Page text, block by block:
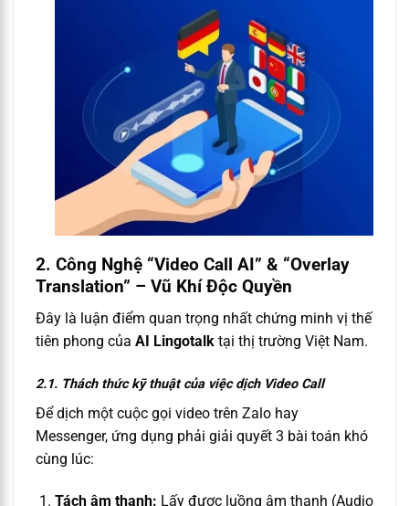
2. Công Nghệ “Video Call AI” & “Overlay
Translation” – Vũ Khí Độc Quyền
Đây là luận điểm quan trọng nhất chứng minh vị thế
tiên phong của AI Lingotalk tại thị trường Việt Nam.
2.1. Thách thức kỹ thuật của việc dịch Video Call
Để dịch một cuộc gọi video trên Zalo hay
Messenger, ứng dụng phải giải quyết 3 bài toán khó
cùng lúc:
Tách âm thanh: Lấy được luồng âm thanh (Audio